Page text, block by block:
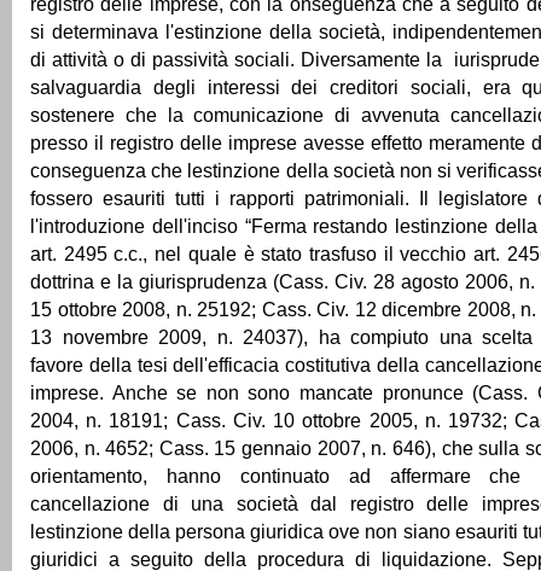
si determinava l'estinzione della società,
di attività o di passività sociali. Diversamente la
salvaguardia degli interessi dei creditori sociali, era
sostenere che la comunicazione di avvenuta
presso il registro delle imprese avesse effetto meramente
conseguenza che lestinzione della società non si
fossero esauriti tutti i rapporti patrimoniali. Il legislatore
l'introduzione dell'inciso “Ferma restando lestinzione
art. 2495 c.c., nel quale è stato trasfuso il vecchio art.
dottrina e la giurisprudenza (Cass. Civ. 28 agosto 2006,
15 ottobre 2008, n. 25192; Cass. Civ. 12 dicembre 2008,
13 novembre 2009, n. 24037), ha compiuto una scelta
favore della tesi dell'efficacia costitutiva della
imprese. Anche se non sono mancate pronunce (Cass.
2004, n. 18191; Cass. Civ. 10 ottobre 2005, n. 19732;
2006, n. 4652; Cass. 15 gennaio 2007, n. 646), che sulla
orientamento, hanno continuato ad affermare
cancellazione di una società dal registro delle
lestinzione della persona giuridica ove non siano esauriti
giuridici a seguito della procedura di liquidazione.